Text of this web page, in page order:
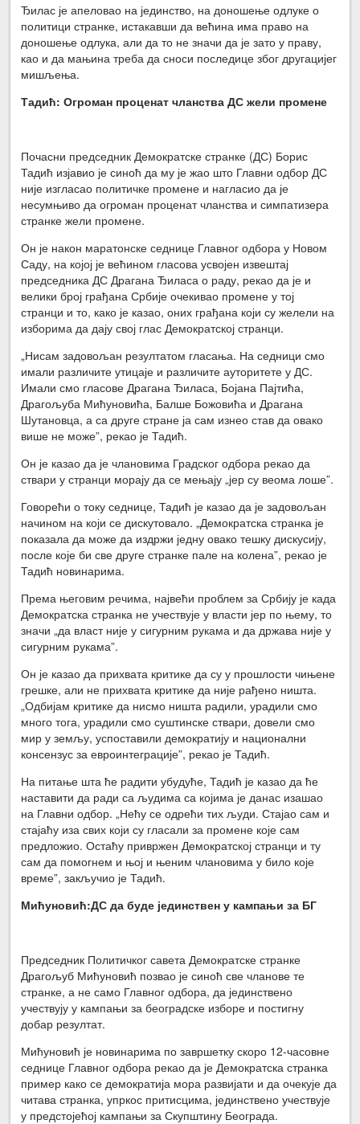
Ђилас је апеловао на јединство, на доношење одлуке о
политици странке, истакавши да већина има право на
доношење одлука, али да то не значи да је зато у праву,
као и да мањина треба да сноси последице због другацијег
мишљења.
Тадић: Огроман проценат чланства ДС жели промене
Почасни председник Демократске странке (ДС) Борис
Тадић изјавио је синоћ да му је жао што Главни одбор ДС
није изгласао политичке промене и нагласио да је
несумњиво да огроман проценат чланства и симпатизера
странке жели промене.
Он је након маратонске седнице Главног одбора у Новом
Саду, на којој је већином гласова усвојен извештај
председника ДС Драгана Ђиласа о раду, рекао да је и
велики број грађана Србије очекивао промене у тој
странци и то, како је казао, оних грађана који су желели на
изборима да дају свој глас Демократској странци.
„Нисам задовољан резултатом гласања. На седници смо
имали различите утицаје и различите ауторитете у ДС.
Имали смо гласове Драгана Ђиласа, Бојана Пајтића,
Драгољуба Мићуновића, Балше Божовића и Драгана
Шутановца, а са друге стране ја сам изнео став да овако
више не може”, рекао је Тадић.
Он је казао да је члановима Градског одбора рекао да
ствари у странци морају да се мењају „јер су веома лоше”.
Говорећи о току седнице, Тадић је казао да је задовољан
начином на који се дискутовало. „Демократска странка је
показала да може да издржи једну овако тешку дискусију,
после које би све друге странке пале на колена”, рекао је
Тадић новинарима.
Према његовим речима, највећи проблем за Србију је када
Демократска странка не учествује у власти јер по њему, то
значи „да власт није у сигурним рукама и да држава није у
сигурним рукама”.
Он је казао да прихвата критике да су у прошлости чињене
грешке, али не прихвата критике да није рађено ништа.
„Одбијам критике да нисмо ништа радили, урадили смо
много тога, урадили смо суштинске ствари, довели смо
мир у земљу, успоставили демократију и национални
консензус за евроинтеграције”, рекао је Тадић.
На питање шта ће радити убудуће, Тадић је казао да ће
наставити да ради са људима са којима је данас изашао
на Главни одбор. „Нећу се одрећи тих људи. Стајао сам и
стајаћу иза свих који су гласали за промене које сам
предложио. Остаћу привржен Демократској странци и ту
сам да помогнем и њој и њеним члановима у било које
време”, закључио је Тадић.
Мићуновић:ДС да буде јединствен у кампањи за БГ
Председник Политичког савета Демократске странке
Драгољуб Мићуновић позвао је синоћ све чланове те
странке, а не само Главног одбора, да јединствено
учествују у кампањи за београдске изборе и постигну
добар резултат.
Мићуновић је новинарима по завршетку скоро 12-часовне
седнице Главног одбора рекао да је Демократска странка
пример како се демократија мора развијати и да очекује да
читава странка, упркос притисцима, јединствено учествује
у предстојећој кампањи за Скупштину Београда.